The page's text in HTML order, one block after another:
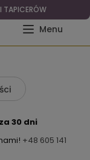
TAPICERÓW
30 dni
+48 605 141